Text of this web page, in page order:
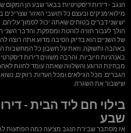
הנגב - דירות דיסקרטיות בבאר שבע הן המקום
מילואימניקים ובעצם כל תושבי האזור שצריכים
יש שני דברים בטוחים שאתה יכול לסמוך
הולך לעבור חוויה לוהטת ומספקת. והדבר
של השניים הוא בדיוק הסיבה מדוע אתה רוצה
באהבה ותשוקה, וזאת על חשבון כל המחשבות
באנרגיות חיוביות. והרבה משווים דירות
מבחינת הרוגע והשלווה שאתה עומד לחוות
הגברים. מכל הגילאים ומכל העדות. רווקים,
שישבור את השגרה.
בילוי חם ליד הבית -
שבע
אז מסתבר שבירת הנגב מציעה כמה הפתעות